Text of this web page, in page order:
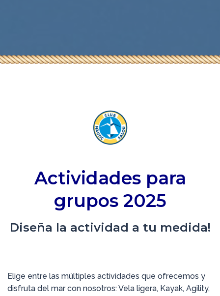
Actividades para
grupos 2025
Diseña la actividad a tu medida!
Elige entre las múltiples actividades que ofrecemos y
disfruta del mar con nosotros: Vela ligera, Kayak, Agility,